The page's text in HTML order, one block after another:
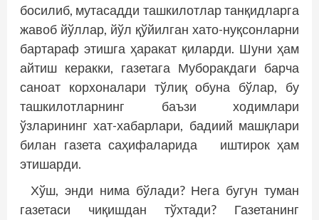
босилиб, мутасадди ташкилотлар танқидларга
жавоб йўллар, йўл қўйилган хато-нуқсонларни
бартараф этишга ҳаракат қиларди. Шуни ҳам
айтиш керакки, газетага Муборакдаги барча
саноат корхоналари тўлиқ обуна бўлар, бу
ташкилотларнинг баъзи ходимлари
ўзларининг хат-хабарлари, бадиий машқлари
билан газета саҳифаларида иштирок ҳам
этишарди.
Хўш, энди нима бўлади? Нега бугун туман
газетаси чиқишдан тўхтади? Газетанинг